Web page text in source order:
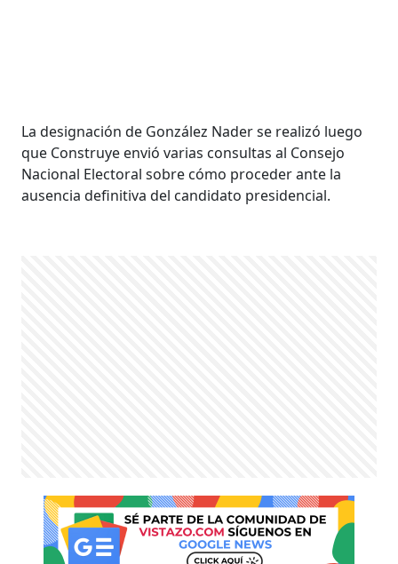
La designación de González Nader se realizó luego
que Construye envió varias consultas al Consejo
Nacional Electoral sobre cómo proceder ante la
ausencia definitiva del candidato presidencial.